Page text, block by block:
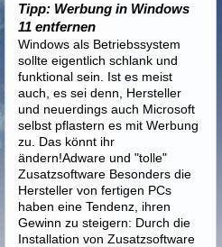
Tipp: Werbung in Windows
11 entfernen
Windows als Betriebssystem
sollte eigentlich schlank und
funktional sein. Ist es meist
auch, es sei denn, Hersteller
und neuerdings auch Microsoft
selbst pflastern es mit Werbung
zu. Das könnt ihr
ändern!Adware und "tolle"
Zusatzsoftware Besonders die
Hersteller von fertigen PCs
haben eine Tendenz, ihren
Gewinn zu steigern: Durch die
Installation von Zusatzsoftware